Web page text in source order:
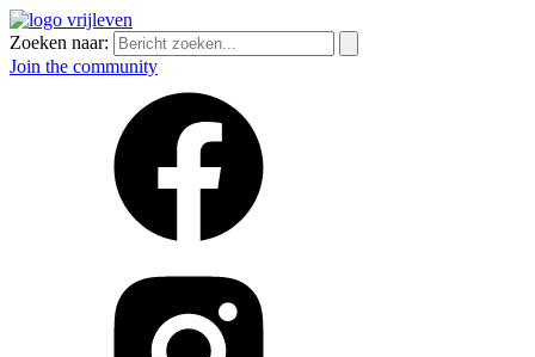
Zoeken naar:
Join the community